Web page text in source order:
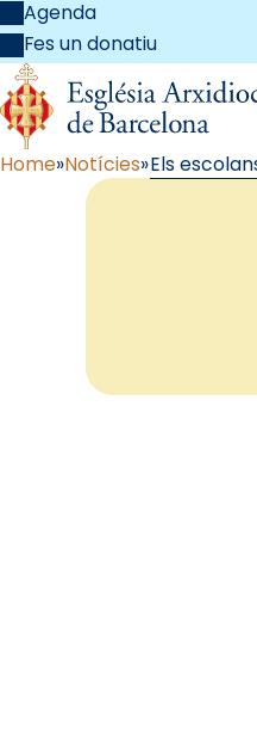
Agenda
Fes un donatiu
Home Notícies Els